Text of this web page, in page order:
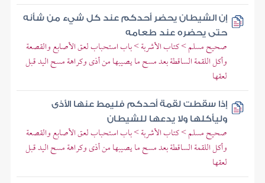
إن الشيطان يحضر أحدكم عند كل شيء من شأنه
حتى يحضره عند طعامه
صحيح مسلم > كتاب الأشربة > باب استحباب لعق الأصابع والقصعة
وأكل اللقمة الساقطة بعد مسح ما يصيبها من أذى وكراهة مسح اليد قبل
لعقها
إذا سقطت لقمة أحدكم فليمط عنها الأذى
وليأكلها ولا يدعها للشيطان
صحيح مسلم > كتاب الأشربة > باب استحباب لعق الأصابع والقصعة
وأكل اللقمة الساقطة بعد مسح ما يصيبها من أذى وكراهة مسح اليد قبل
لعقها